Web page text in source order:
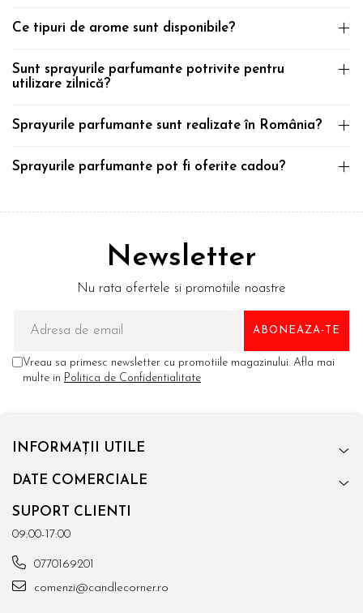
Ce tipuri de arome sunt disponibile?
Sunt sprayurile parfumante potrivite pentru
utilizare zilnică?
Sprayurile parfumante sunt realizate în România?
Sprayurile parfumante pot fi oferite cadou?
Newsletter
Nu rata ofertele si promotiile noastre
Vreau sa primesc newsletter cu promotiile magazinului. Afla mai
multe in Politica de Confidentialitate
INFORMAȚII UTILE
DATE COMERCIALE
SUPORT CLIENTI
09:00-17:00
0770169201
comenzi@candlecorner.ro